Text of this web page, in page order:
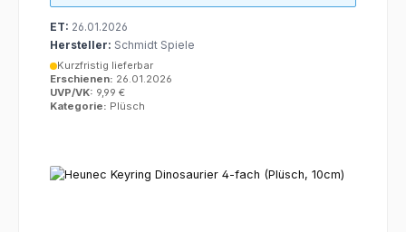
ET: 26.01.2026
Hersteller: Schmidt Spiele
Kurzfristig lieferbar
Erschienen: 26.01.2026
UVP/VK: 9,99 €
Kategorie: Plüsch